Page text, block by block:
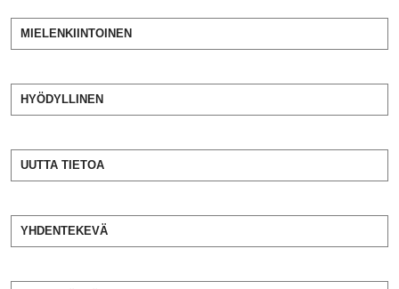
MIELENKIINTOINEN
HYÖDYLLINEN
UUTTA TIETOA
YHDENTEKEVÄ